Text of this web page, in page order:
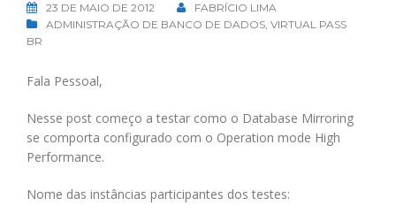
23 DE MAIO DE 2012
FABRÍCIO LIMA
ADMINISTRAÇÃO DE BANCO DE DADOS, VIRTUAL PASS
BR
Fala Pessoal,
Nesse post começo a testar como o Database Mirroring
se comporta configurado com o Operation mode High
Performance.
Nome das instâncias participantes dos testes: